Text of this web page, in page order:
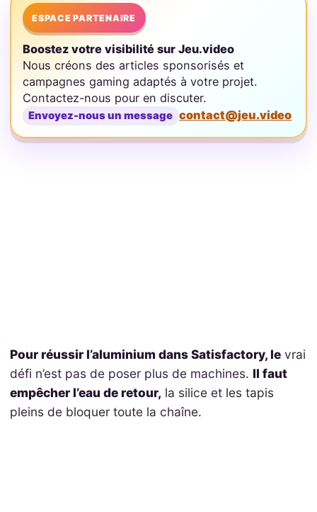
ESPACE PARTENAIRE
Boostez votre visibilité sur Jeu.video
Nous créons des articles sponsorisés et
campagnes gaming adaptés à votre projet.
Contactez-nous pour en discuter.
Envoyez-nous un message contact@jeu.video
Pour réussir l’aluminium dans Satisfactory, levrai
défi n’est pas de poser plus de machines. Il faut
empêcher l’eau de retour, la silice et les tapis
pleins de bloquer toute la chaîne.